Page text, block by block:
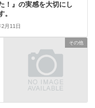
！』の実感を大切にし
。
月11日
その他